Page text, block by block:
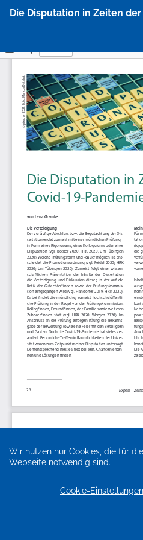
Wir nutzen nur Cookies, die für
Webseite notwendig sind.
Cookie-Einstellungen
Artikeldetails
Die Disputation in Zeiten